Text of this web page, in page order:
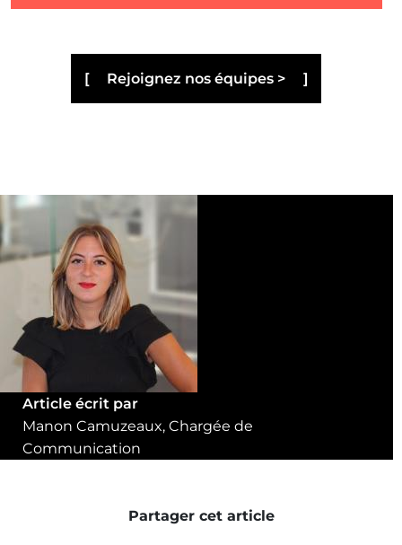
Rejoignez nos équipes >
Article écrit par
Manon Camuzeaux, Chargée de
Communication
Partager cet article